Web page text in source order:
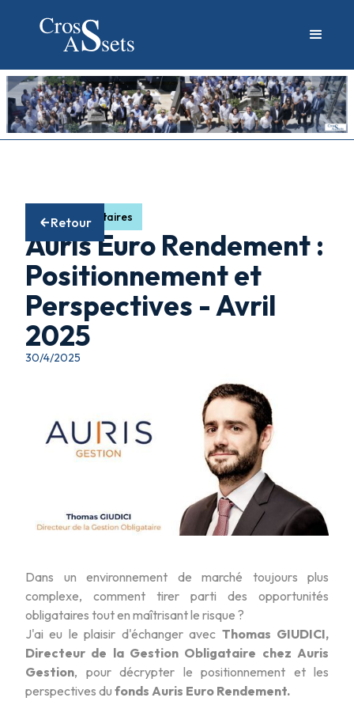
Retour
Fonds obligataires
Auris Euro Rendement :
Positionnement et
Perspectives - Avril
2025
30/4/2025
Dans un environnement de marché toujours plus
complexe, comment tirer parti des opportunités
obligataires tout en maîtrisant le risque ?
J'ai eu le plaisir d'échanger avec Thomas GIUDICI,
Directeur de la Gestion Obligataire chez Auris
Gestion, pour décrypter le positionnement et les
perspectives du fonds Auris Euro Rendement.